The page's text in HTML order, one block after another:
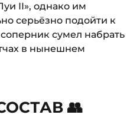
II», однако им
серьёзно подойти к
сумел набрать
в нынешнем
👥